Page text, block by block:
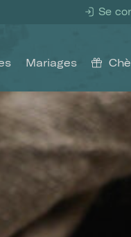
Se
Mariages